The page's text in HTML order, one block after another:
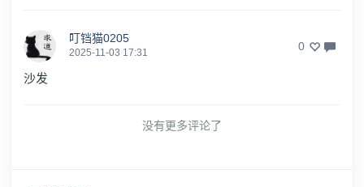
叮铛猫0205
2025-11-03 17:31 0
沙发
没有更多评论了